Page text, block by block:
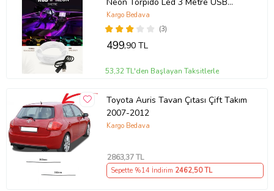
Girişli
(3)
Kargo Bedava
499,90 TL
53,32 TL'den Başlayan Taksitlerle
Toyota Auris Tavan Çıtası Çift Takım
2007-2012
Kargo Bedava
2863,37 TL
Sepette %14 İndirim 2462,50 TL